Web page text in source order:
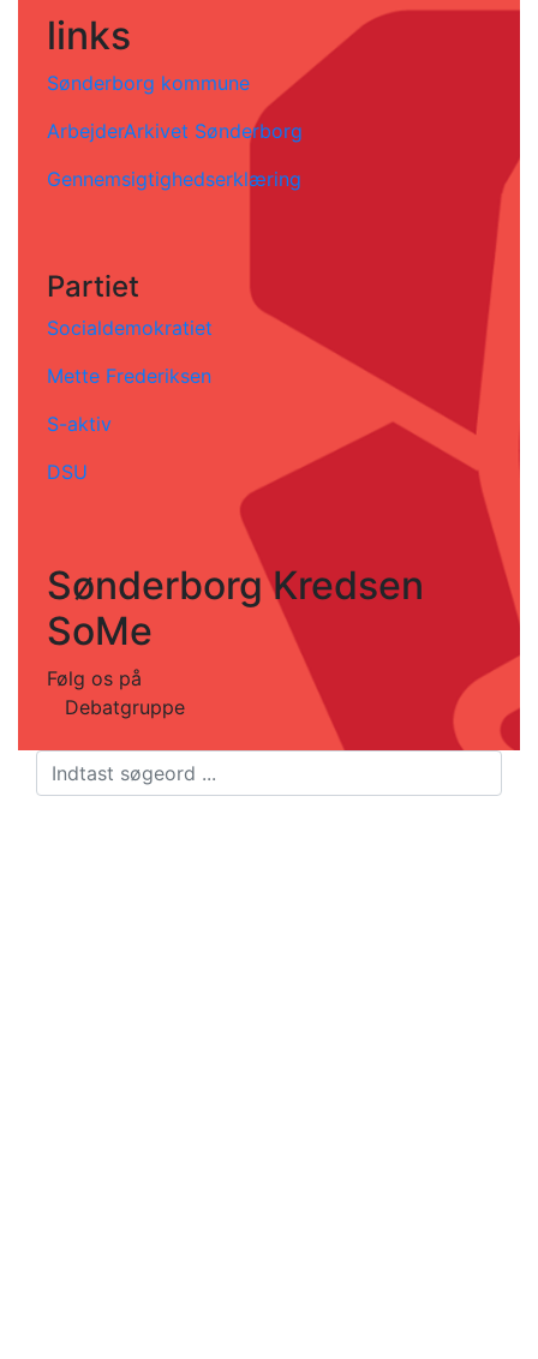
links
Sønderborg kommune
ArbejderArkivet Sønderborg
Gennemsigtighedserklæring
Partiet
Socialdemokratiet
Mette Frederiksen
S-aktiv
DSU
Sønderborg Kredsen
SoMe
Følg os på
Debatgruppe